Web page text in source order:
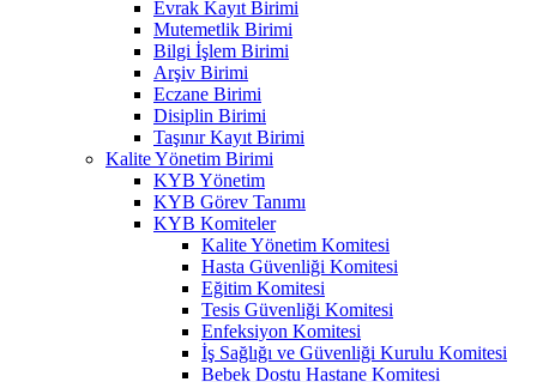
Evrak Kayıt Birimi
Mutemetlik Birimi
Bilgi İşlem Birimi
Arşiv Birimi
Eczane Birimi
Disiplin Birimi
Taşınır Kayıt Birimi
Kalite Yönetim Birimi
KYB Yönetim
KYB Görev Tanımı
KYB Komiteler
Kalite Yönetim Komitesi
Hasta Güvenliği Komitesi
Eğitim Komitesi
Tesis Güvenliği Komitesi
Enfeksiyon Komitesi
İş Sağlığı ve Güvenliği Kurulu Komitesi
Bebek Dostu Hastane Komitesi